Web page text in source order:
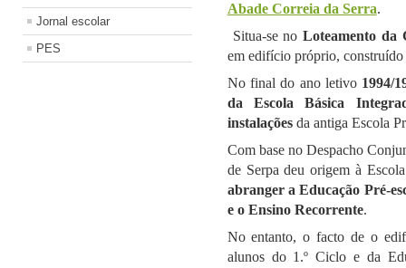
Jornal escolar
PES
Abade Correia da Serra.
Situa-se noLoteamento da
em edifício próprio,
No final do ano letivo 1994/
da Escola Básica
instalaçõesda antiga Escola
Com base no Despacho
de Serpa deu origem à
abranger a Educação Pré-
e o Ensino Recorrente.
No entanto, o facto de o
alunos do 1.º Ciclo e da